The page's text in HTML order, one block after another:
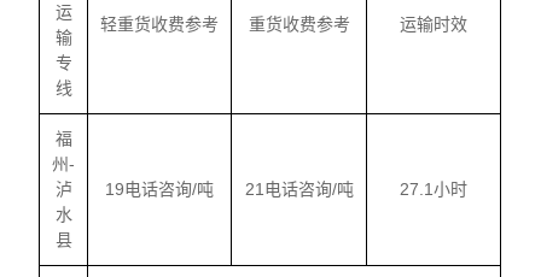
运
输
专
线
轻重货收费参考 重货收费参考 运输时效
福
州-
泸
水
县
19电话咨询/吨 21电话咨询/吨 27.1小时